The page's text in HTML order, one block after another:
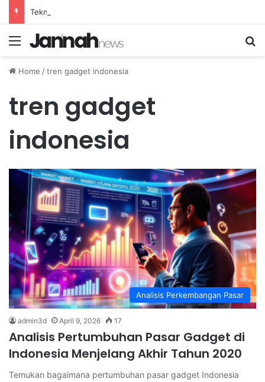
Menu
Home /tren gadget indonesia
tren gadget
indonesia
Analisis Perkembangan Pasar
admin3d April 9, 2026 17
Analisis Pertumbuhan Pasar Gadget di
Indonesia Menjelang Akhir Tahun 2020
Temukan bagaimana pertumbuhan pasar gadget Indonesia